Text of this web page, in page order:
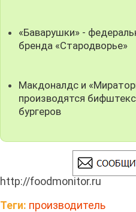
«Баварушки» -
бренда «Стародворье»
Макдоналдс и
производятся
бургеров
http://foodmonitor.ru
Теги: производитель